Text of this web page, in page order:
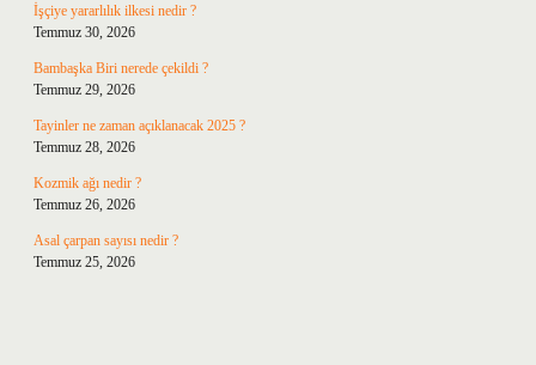
İşçiye yararlılık ilkesi nedir ?
Temmuz 30, 2026
Bambaşka Biri nerede çekildi ?
Temmuz 29, 2026
Tayinler ne zaman açıklanacak 2025 ?
Temmuz 28, 2026
Kozmik ağı nedir ?
Temmuz 26, 2026
Asal çarpan sayısı nedir ?
Temmuz 25, 2026